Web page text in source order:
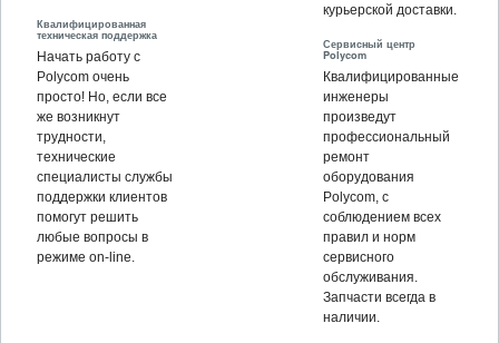
Квалифицированная
техническая поддержка
Начать работу с
Polycom очень
просто! Но, если все
же возникнут
трудности,
технические
специалисты службы
поддержки клиентов
помогут решить
любые вопросы в
режиме on-line.
курьерской доставки.
Сервисный центр
Polycom
Квалифицированные
инженеры
произведут
профессиональный
ремонт
оборудования
Polycom, c
соблюдением всех
правил и норм
сервисного
обслуживания.
Запчасти всегда в
наличии.